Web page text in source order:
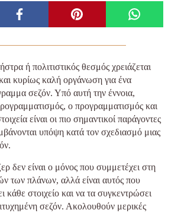
ή πολιτιστικός θεσμός χρειάζεται
κυρίως καλή οργάνωση για ένα
σεζόν. Υπό αυτή την έννοια,
ο προγραμματισμός και
είναι οι πιο σημαντικοί παράγοντες
υπόψη κατά τον σχεδιασμό μιας
δεν είναι ο μόνος που συμμετέχει στη
των πλάνων, αλλά είναι αυτός που
κάθε στοιχείο και να τα συγκεντρώσει
σεζόν. Ακολουθούν μερικές